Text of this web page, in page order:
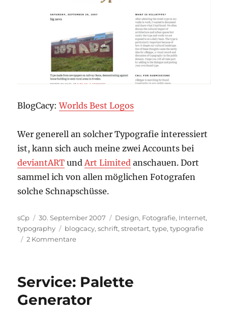
BlogCacy:Worlds Best Logos
Wer generell an solcher Typografie interessiert
ist, kann sich auch meine zwei Accounts bei
deviantART undArt Limited anschauen. Dort
sammel ich von allen möglichen Fotografen
solche Schnapschüsse.
Autor
sCp
Veröffentlicht
am
30. September 2007 Kategorien
Design, Fotografie, Internet,
typography
Schlagwörter
blogcacy,schrift,streetart,type,typografie
2 Kommentarezu
Service: Palette
Generator